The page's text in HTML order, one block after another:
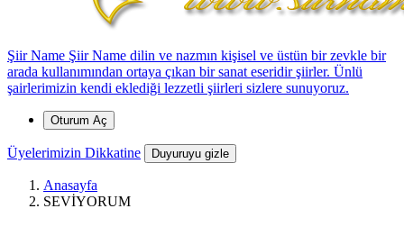
Şiir Name Şiir Name dilin ve nazmın kişisel ve üstün bir zevkle bir
arada kullanımından ortaya çıkan bir sanat eseridir şiirler. Ünlü
şairlerimizin kendi eklediği lezzetli şiirleri sizlere sunuyoruz.
Oturum Aç
Üyelerimizin Dikkatine Duyuruyu gizle
Anasayfa
SEVİYORUM